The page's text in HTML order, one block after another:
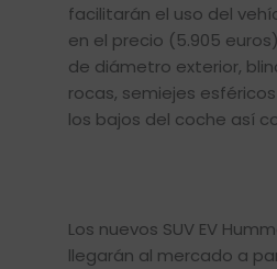
facilitarán el uso del
en el precio (5.905
de diámetro exterior,
rocas, semiejes
los bajos del coche así
Los nuevos SUV EV
llegarán al mercado a